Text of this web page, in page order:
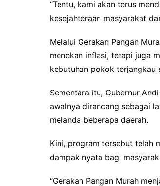
“Tentu, kami akan terus
kesejahteraan masyarakat
Melalui Gerakan Pangan
menekan inflasi, tetapi juga
kebutuhan pokok
Sementara itu, Gubernur
awalnya dirancang sebagai
melanda beberapa daerah.
Kini, program tersebut telah
dampak nyata bagi
“Gerakan Pangan Murah